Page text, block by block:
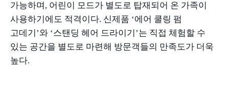
가능하며 , 어린이 모드가 별도로 탑재되어 온 가족이
사용하기에도 적격이다. 신제품 ‘에어 쿨링 펌
고데기 ’와 ‘스탠딩 헤어 드라이기 ’는 직접 체험할 수
있는 공간을 별도로 마련해 방문객들의 만족도가 더욱
높다.